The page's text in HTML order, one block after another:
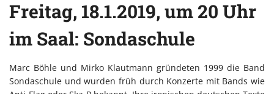
Freitag, 18.1.2019, um 20 Uhr
im Saal: Sondaschule
Marc Böhle und Mirko Klautmann gründeten 1999 die Band
Sondaschule und wurden früh durch Konzerte mit Bands wie